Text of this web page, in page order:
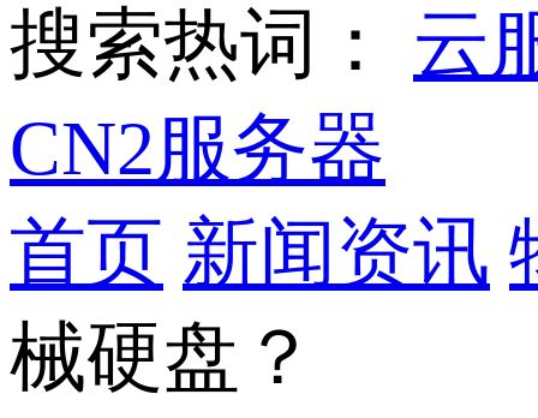
搜索热词： 云
CN2服务器
首页 新闻资讯
械硬盘？